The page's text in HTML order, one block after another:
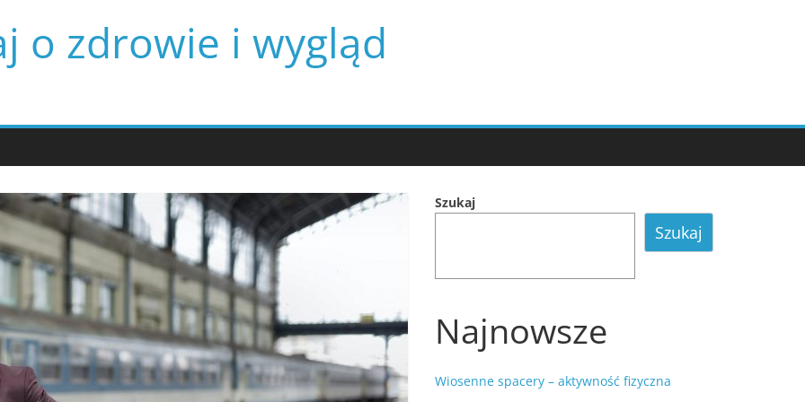
o zdrowie i wygląd
Szukaj
Szukaj
Najnowsze
Wiosenne spacery – aktywność fizyczna